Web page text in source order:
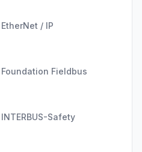
/ IP
Fieldbus
Safety